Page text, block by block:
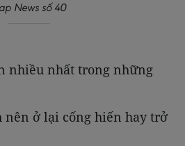
News số 40
nhiều nhất trong những
nên ở lại cống hiến hay trở